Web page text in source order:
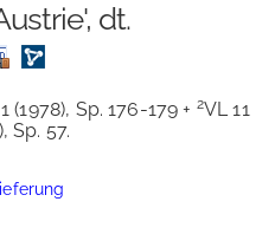
dt.
(1978), Sp. 176-179 + 2VL 11
Sp. 57.